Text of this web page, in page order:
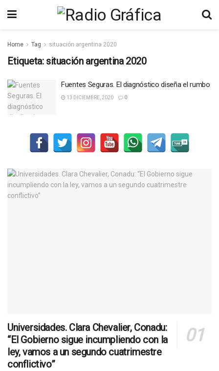
Home Tag situación argentina 2020
Etiqueta: situación argentina 2020
Fuentes Seguras. El diagnóstico diseña el rumbo
13 DICIEMBRE, 2020 0
Universidades. Clara Chevalier, Conadu:
“El Gobierno sigue incumpliendo con la
ley, vamos a un segundo cuatrimestre
conflictivo”